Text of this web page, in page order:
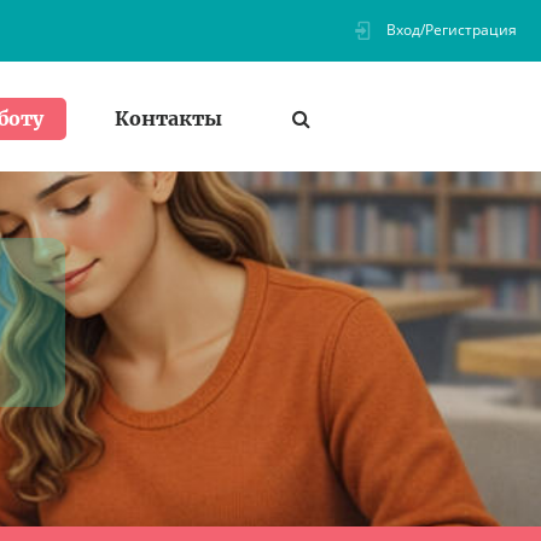
Вход/Регистрация
Контакты